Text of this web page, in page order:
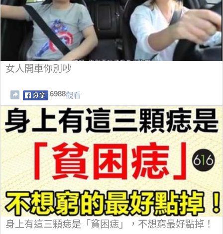
女人開車你別吵
6988觀看
身上有這三顆痣是「貧困痣」，不想窮最好點掉！